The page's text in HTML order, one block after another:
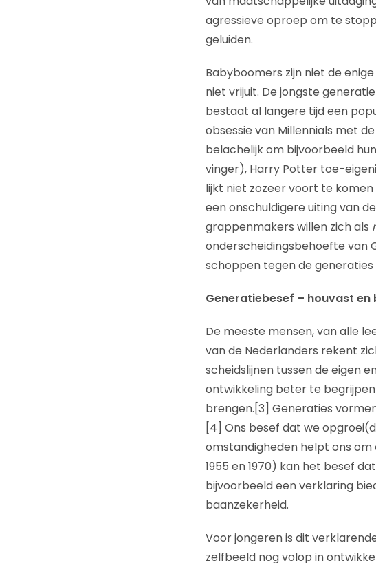
agressieve oproep om te
geluiden.
Babyboomers zijn niet de
niet vrijuit. De jongste
bestaat al langere tijd een
obsessie van Millennials met
belachelijk om bijvoorbeeld
vinger), Harry Potter toe-
lijkt niet zozeer voort te
een onschuldigere uiting van
grappenmakers willen zich als
onderscheidingsbehoefte van
schoppen tegen de generaties
Generatiebesef – houvast en
De meeste mensen, van alle
van de Nederlanders rekent
scheidslijnen tussen de eigen
ontwikkeling beter te
brengen.[3] Generaties
[4] Ons besef dat we
omstandigheden helpt ons om
1955 en 1970) kan het besef
bijvoorbeeld een verklaring
baanzekerheid.
Voor jongeren is dit
zelfbeeld nog volop in